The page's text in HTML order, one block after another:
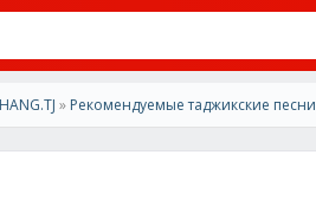
» Рекомендуемые таджикские песни